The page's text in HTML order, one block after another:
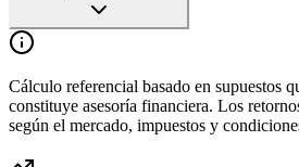
Cálculo referencial basado en supuestos
constituye asesoría financiera. Los
según el mercado, impuestos y